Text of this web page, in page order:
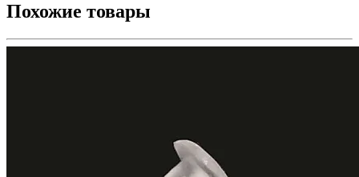
Похожие товары